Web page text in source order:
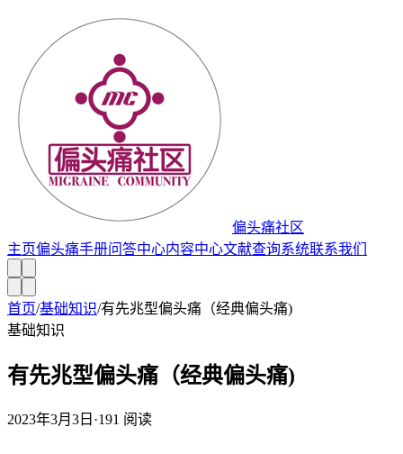
偏头痛社区
主页偏头痛手册问答中心内容中心文献查询系统联系我们
首页/基础知识/有先兆型偏头痛（经典偏头痛)
基础知识
有先兆型偏头痛（经典偏头痛)
2023年3月3日 ·191 阅读